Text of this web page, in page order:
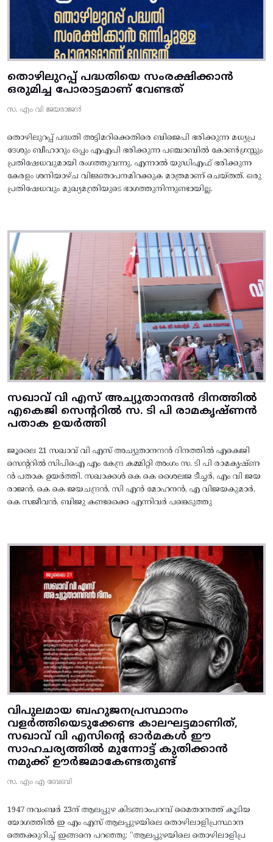
തൊഴിലുറപ്പ് പദ്ധതിയെ സംരക്ഷിക്കാൻ
ഒരുമിച്ച പോരാട്ടമാണ് വേണ്ടത്
സ. എം വി ജയരാജൻ
തൊഴിലുറപ്പ് പദ്ധതി അട്ടിമറിക്കെതിരെ ബിജെപി ഭരിക്കുന്ന മധ്യപ്ര
ദേശും ബീഹാറും ഒപ്പം എഎപി ഭരിക്കുന്ന പഞ്ചാബിൽ കോൺഗ്രസ്സും
പ്രതിഷേധവുമായി രംഗത്തുവന്നു. എന്നാൽ യുഡിഎഫ് ഭരിക്കുന്ന
കേരളം ശനിയാഴ്ച വിജ്ഞാപനമിറക്കുക മാത്രമാണ് ചെയ്തത്. ഒരു
പ്രതിഷേധവും മുഖ്യമന്ത്രിയുടെ ഭാഗത്തുനിന്നുണ്ടായില്ല.
സഖാവ് വി എസ് അച്യുതാനന്ദൻ ദിനത്തിൽ
എകെജി സെന്ററിൽ സ. ടി പി രാമകൃഷ്‌ണൻ
പതാക ഉയർത്തി
ജൂലൈ 21 സഖാവ് വി എസ് അച്യുതാനന്ദൻ ദിനത്തിൽ എകെജി
സെന്ററിൽ സിപിഐ എം കേന്ദ്ര കമ്മിറ്റി അംഗം സ. ടി പി രാമകൃഷ്‌ണ
ൻ പതാക ഉയർത്തി. സഖാക്കൾ കെ കെ ശൈലജ ടീച്ചർ, എം വി ജയ
രാജൻ, കെ കെ ജയചന്ദ്രൻ, സി എൻ മോഹനൻ, എ വിജയകുമാർ,
കെ സജീവൻ, ബിജു കണ്ടക്കൈ എന്നിവർ പങ്കെടുത്തു
വിപുലമായ ബഹുജനപ്രസ്ഥാനം
വളർത്തിയെടുക്കേണ്ട കാലഘട്ടമാണിത്,
സഖാവ് വി എസിന്റെ ഓർമകൾ ഈ
സാഹചര്യത്തിൽ മുന്നോട്ട്‌ കുതിക്കാൻ
നമുക്ക് ഊർജമാകേണ്ടതുണ്ട്
സ. എം എ ബേബി
1947 നവംബർ 23ന് ആലപ്പുഴ കിടങ്ങാംപറമ്പ്‌ മൈതാനത്ത്‌ കൂടിയ
യോഗത്തിൽ ഇ എം എസ് ആലപ്പുഴയിലെ തൊഴിലാളിപ്രസ്ഥാന
ത്തെക്കുറിച്ച് ഇങ്ങനെ പറഞ്ഞു: “ആലപ്പുഴയിലെ തൊഴിലാളിപ്ര